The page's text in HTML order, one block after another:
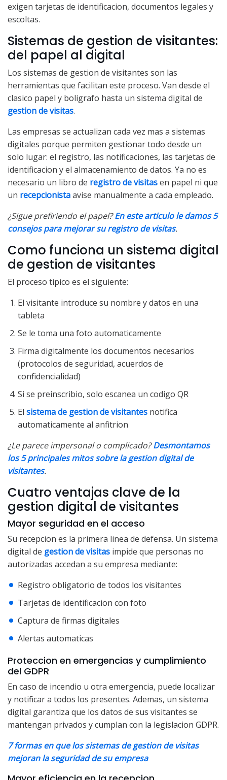
exigen tarjetas de identificacion, documentos legales y
escoltas.
Sistemas de gestion de visitantes:
del papel al digital
Los sistemas de gestion de visitantes son las
herramientas que facilitan este proceso. Van desde el
clasico papel y boligrafo hasta un sistema digital de
gestion de visitas.
Las empresas se actualizan cada vez mas a sistemas
digitales porque permiten gestionar todo desde un
solo lugar: el registro, las notificaciones, las tarjetas de
identificacion y el almacenamiento de datos. Ya no es
necesario un libro de registro de visitasen papel ni que
un recepcionistaavise manualmente a cada empleado.
¿Sigue prefiriendo el papel?En este articulo le damos 5
consejos para mejorar su registro de visitas.
Como funciona un sistema digital
de gestion de visitantes
El proceso tipico es el siguiente:
El visitante introduce su nombre y datos en una
tableta
Se le toma una foto automaticamente
Firma digitalmente los documentos necesarios
(protocolos de seguridad, acuerdos de
confidencialidad)
Si se preinscribio, solo escanea un codigo QR
El sistema de gestion de visitantes notifica
automaticamente al anfitrion
¿Le parece impersonal o complicado?Desmontamos
los 5 principales mitos sobre la gestion digital de
visitantes.
Cuatro ventajas clave de la
gestion digital de visitantes
Mayor seguridad en el acceso
Su recepcion es la primera linea de defensa. Un sistema
digital de gestion de visitas impide que personas no
autorizadas accedan a su empresa mediante:
Registro obligatorio de todos los visitantes
Tarjetas de identificacion con foto
Captura de firmas digitales
Alertas automaticas
Proteccion en emergencias y cumplimiento
del GDPR
En caso de incendio u otra emergencia, puede localizar
y notificar a todos los presentes. Ademas, un sistema
digital garantiza que los datos de sus visitantes se
mantengan privados y cumplan con la legislacion GDPR.
7 formas en que los sistemas de gestion de visitas
mejoran la seguridad de su empresa